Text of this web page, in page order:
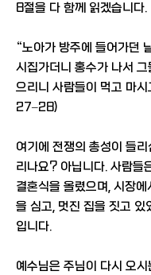
8절을 다 함께 읽겠습니다.
“노아가 방주에 들어가던
시집가더니 홍수가 나서
으리니 사람들이 먹고 마
27–28)
여기에 전쟁의 총성이 들
리나요? 아닙니다. 사람들
결혼식을 올렸으며, 시장
을 심고, 멋진 집을 짓고 있
입니다.
예수님은 주님이 다시 오